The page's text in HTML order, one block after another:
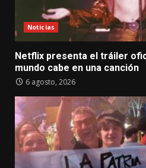
Noticias
Netflix presenta el tráiler
mundo cabe en una canción
6 agosto, 2026